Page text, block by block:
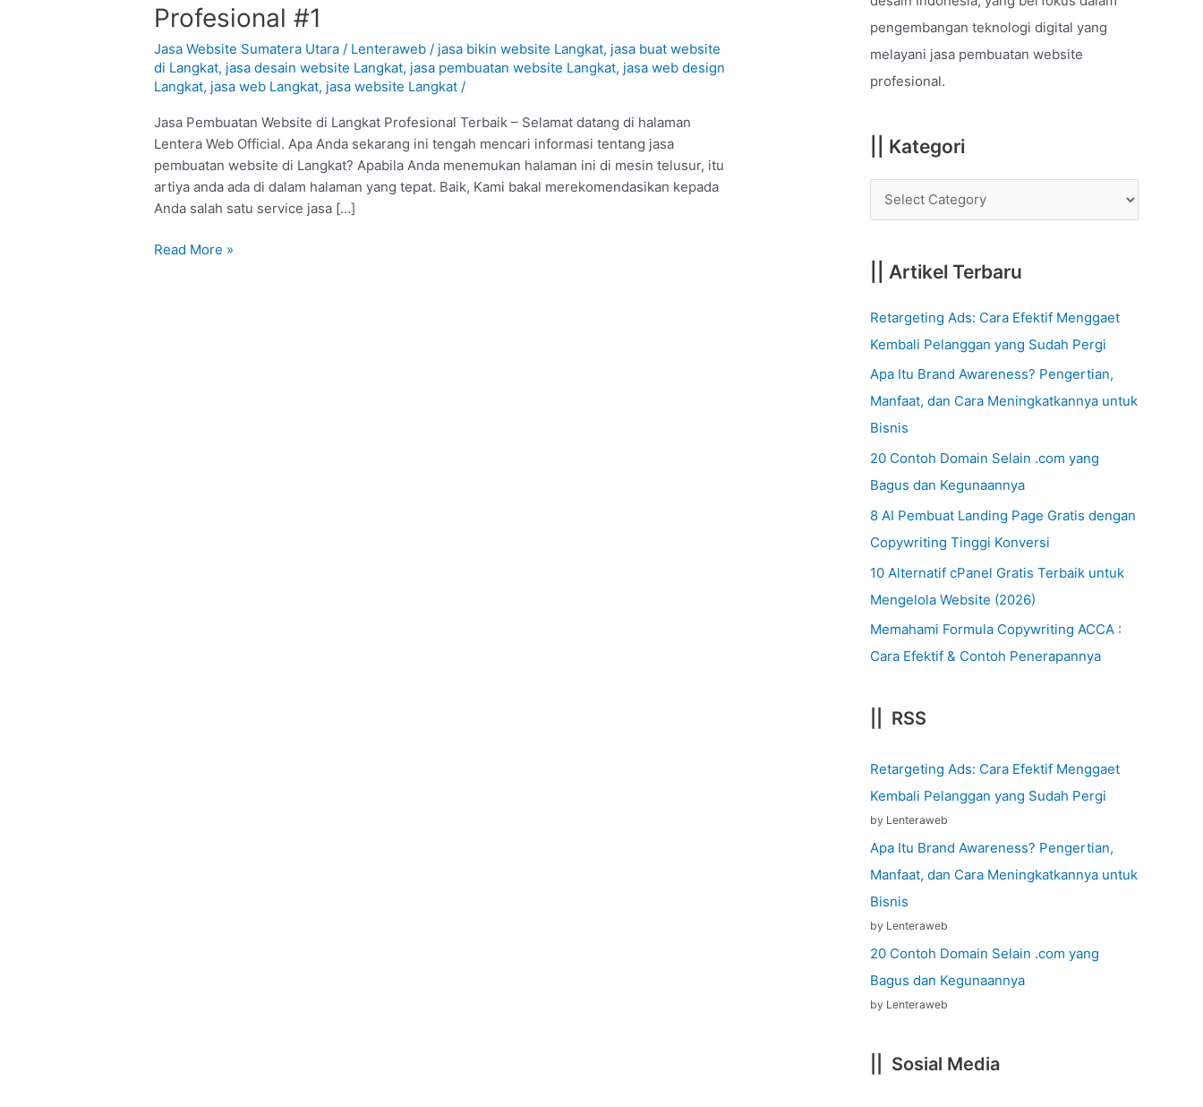
Profesional #1
Jasa Website Sumatera Utara / Lenteraweb/ jasa bikin website Langkat, jasa buat website
di Langkat, jasa desain website Langkat, jasa pembuatan website Langkat, jasa web design
Langkat, jasa web Langkat, jasa website Langkat /
Jasa Pembuatan Website di Langkat Profesional Terbaik – Selamat datang di halaman
Lentera Web Official. Apa Anda sekarang ini tengah mencari informasi tentang jasa
pembuatan website di Langkat? Apabila Anda menemukan halaman ini di mesin telusur, itu
artiya anda ada di dalam halaman yang tepat. Baik, Kami bakal merekomendasikan kepada
Anda salah satu service jasa […]
Website
di
Langkat
:
#1
Read More »
o
r
:
pengembangan teknologi digital yang
melayani jasa pembuatan website
profesional.
|| Kategori
|| Artikel Terbaru
Retargeting Ads: Cara Efektif Menggaet
Kembali Pelanggan yang Sudah Pergi
Apa Itu Brand Awareness? Pengertian,
Manfaat, dan Cara Meningkatkannya untuk
Bisnis
20 Contoh Domain Selain .com yang
Bagus dan Kegunaannya
8 AI Pembuat Landing Page Gratis dengan
Copywriting Tinggi Konversi
10 Alternatif cPanel Gratis Terbaik untuk
Mengelola Website (2026)
Memahami Formula Copywriting ACCA :
Cara Efektif & Contoh Penerapannya
|| RSS
Retargeting Ads: Cara Efektif Menggaet
Kembali Pelanggan yang Sudah Pergi
by Lenteraweb
Apa Itu Brand Awareness? Pengertian,
Manfaat, dan Cara Meningkatkannya untuk
Bisnis
by Lenteraweb
20 Contoh Domain Selain .com yang
Bagus dan Kegunaannya
by Lenteraweb
|| Sosial Media